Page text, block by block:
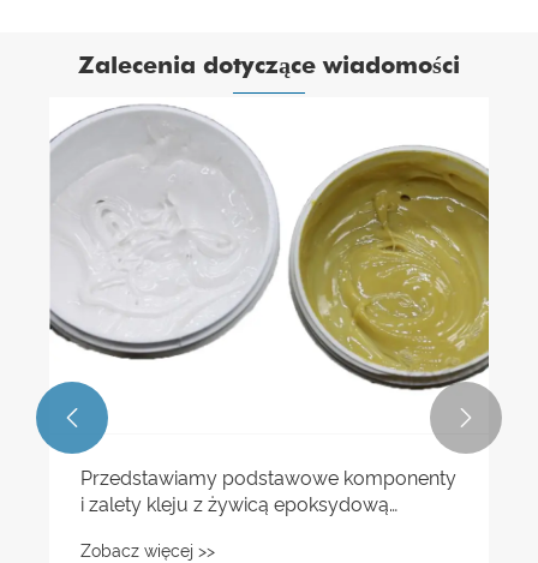
Zalecenia dotyczące wiadomości
Przedstawiamy podstawowe komponenty
i zalety kleju z żywicą epoksydową
Zobacz więcej >>
 